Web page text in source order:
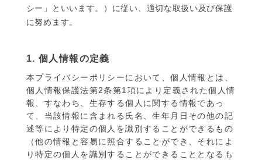
シー」といいます。）に従い、適切な取扱い及び保護
に努めます。
1. 個人情報の定義
本プライバシーポリシーにおいて、個人情報とは、
個人情報保護法第2条第1項により定義された個人情
報、すなわち、生存する個人に関する情報であっ
て、当該情報に含まれる氏名、生年月日その他の記
述等により特定の個人を識別することができるもの
（他の情報と容易に照合することができ、それによ
り特定の個人を識別することができることとなるも